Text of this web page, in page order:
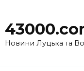
Новини Луцька та